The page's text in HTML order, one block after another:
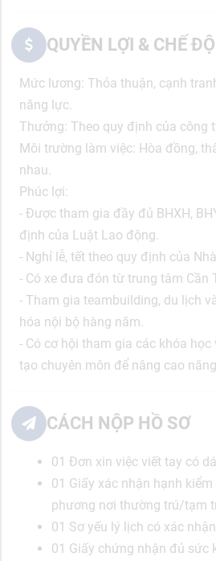
QUYỀN LỢI & CHẾ ĐỘ
Mức lương: Thỏa thuận, cạnh
năng lực.
Thưởng: Theo quy định của công
Môi trường làm việc: Hòa đồng,
nhau.
Phúc lợi:
- Được tham gia đầy đủ BHXH,
định của Luật Lao động.
- Nghỉ lễ, tết theo quy định của
- Có xe đưa đón từ trung tâm Cần
- Tham gia teambuilding, du lịch
hóa nội bộ hàng năm.
- Có cơ hội tham gia các khóa
tạo chuyên môn để nâng cao
CÁCH NỘP HỒ SƠ
01 Đơn xin việc viết tay có
01 Giấy xác nhận hạnh
phương nơi thường trú/tạm
01 Sơ yếu lý lịch có xác
01 Giấy chứng nhận đủ sức